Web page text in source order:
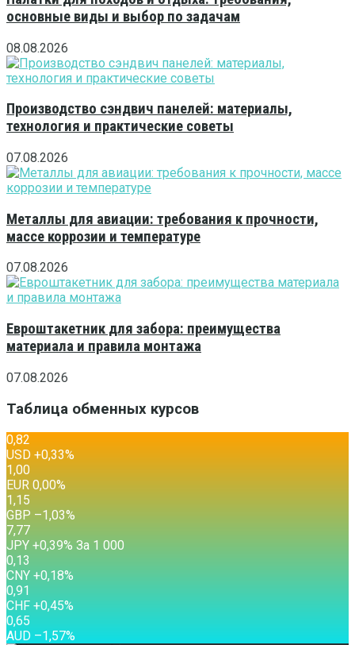
основные виды и выбор по задачам
08.08.2026
Производство сэндвич панелей: материалы,
технология и практические советы
07.08.2026
Металлы для авиации: требования к прочности,
массе коррозии и температуре
07.08.2026
Евроштакетник для забора: преимущества
материала и правила монтажа
07.08.2026
Таблица обменных курсов
0,82
USD +0,33%
1,00
EUR 0,00%
1,15
GBP –1,03%
7,77
JPY +0,39% За 1 000
0,13
CNY +0,18%
0,91
CHF +0,45%
0,65
AUD –1,57%